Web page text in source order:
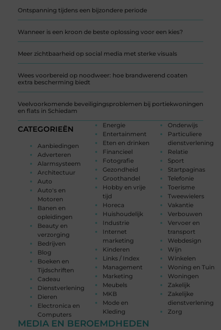
Ontspanning tijdens een bijzondere periode
Wanneer is een kroon de beste oplossing voor een kies?
Meer zichtbaarheid op social media met sterke visuals
Wees voorbereid op noodweer: hoe brandwerend coaten
extra bescherming biedt
Veelvoorkomende beveiligingsproblemen bij portiekwoningen
en flats in Schiedam
CATEGORIEËN
Aanbiedingen
Adverteren
Alarmsysteem
Architectuur
Auto
Auto's en
Motoren
Banen en
opleidingen
Beauty en
verzorging
Bedrijven
Blog
Boeken en
Tijdschriften
Cadeau
Dienstverlening
Dieren
Electronica en
Computers
Energie
Entertainment
Eten en drinken
Financieel
Fotografie
Gezondheid
Groothandel
Hobby en vrije
tijd
Horeca
Huishoudelijk
Industrie
Internet
marketing
Kinderen
Links / Index
Management
Marketing
Meubels
MKB
Mode en
Kleding
Onderwijs
Particuliere
dienstverlening
Relatie
Sport
Startpaginas
Telefonie
Toerisme
Tweewielers
Vakantie
Verbouwen
Vervoer en
transport
Webdesign
Wijn
Winkelen
Woning en Tuin
Woningen
Zakelijk
Zakelijke
dienstverlening
Zorg
MEDIA EN BEROEMDHEDEN